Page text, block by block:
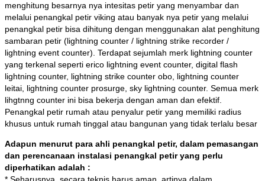
menghitung besarnya nya intesitas petir yang menyambar dan
melalui penangkal petir viking atau banyak nya petir yang melalui
penangkal petir bisa dihitung dengan menggunakan alat penghitung
sambaran petir (lightning counter / lightning strike recorder /
lightning event counter). Terdapat sejumlah merk lightning counter
yang terkenal seperti erico lightning event counter, digital flash
lightning counter, lightning strike counter obo, lightning counter
leitai, lightning counter prosurge, sky lightning counter. Semua merk
lihgtnng counter ini bisa bekerja dengan aman dan efektif.
Penangkal petir rumah atau penyalur petir yang memiliki radius
khusus untuk rumah tinggal atau bangunan yang tidak terlalu besar
Adapun menurut para ahli penangkal petir, dalam pemasangan
dan perencanaan instalasi penangkal petir yang perlu
diperhatikan adalah :